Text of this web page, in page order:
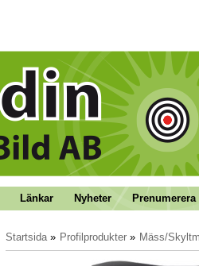
Länkar Nyheter
Startsida» Profilprodukter » Mäss/